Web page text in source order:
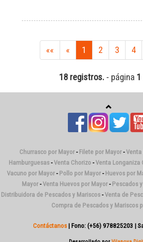
«« « 1 2 3 4
18 registros. - página
Churrasco por Mayor- Filete por Mayor-Venta
Hamburguesas -Venta Chorizo -Venta Longaniza
Vacuno por Mayor - Pollo por Mayor - Huevos por
Mayor-Venta Huevos por Mayor- Pescados
Distribuidora de Pescados y Mariscos-Venta de
Compra de Pescados y Mariscos
Contáctanos| Fono: (+56) 978825203 |